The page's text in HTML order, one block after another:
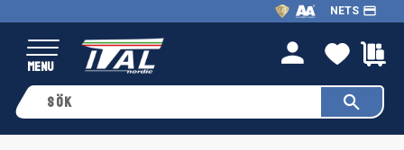
Meny
NETS payment
person